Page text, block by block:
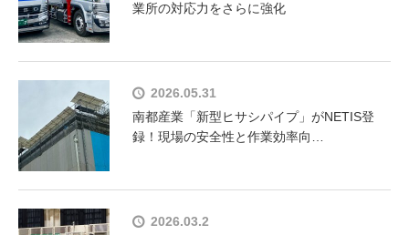
業所の対応力をさらに強化
2026.05.31
南都産業「新型ヒサシパイプ」がNETIS登
録！現場の安全性と作業効率向…
2026.03.2